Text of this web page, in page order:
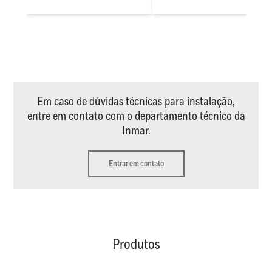
Em caso de dúvidas técnicas para instalação,
entre em contato com o departamento técnico da
Inmar.
Entrar em contato
Produtos